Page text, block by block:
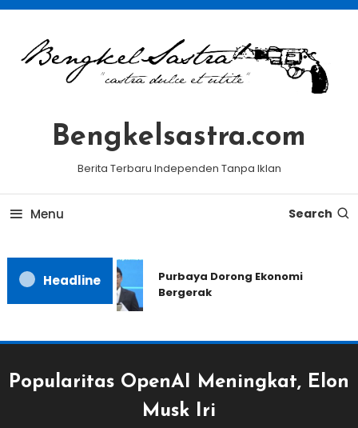
Skip
Content
Bengkelsastra.com
Berita Terbaru Independen Tanpa Iklan
Menu Search
Headline
Purbaya Dorong Ekonomi
Bergerak
Popularitas OpenAI Meningkat, Elon
Musk Iri